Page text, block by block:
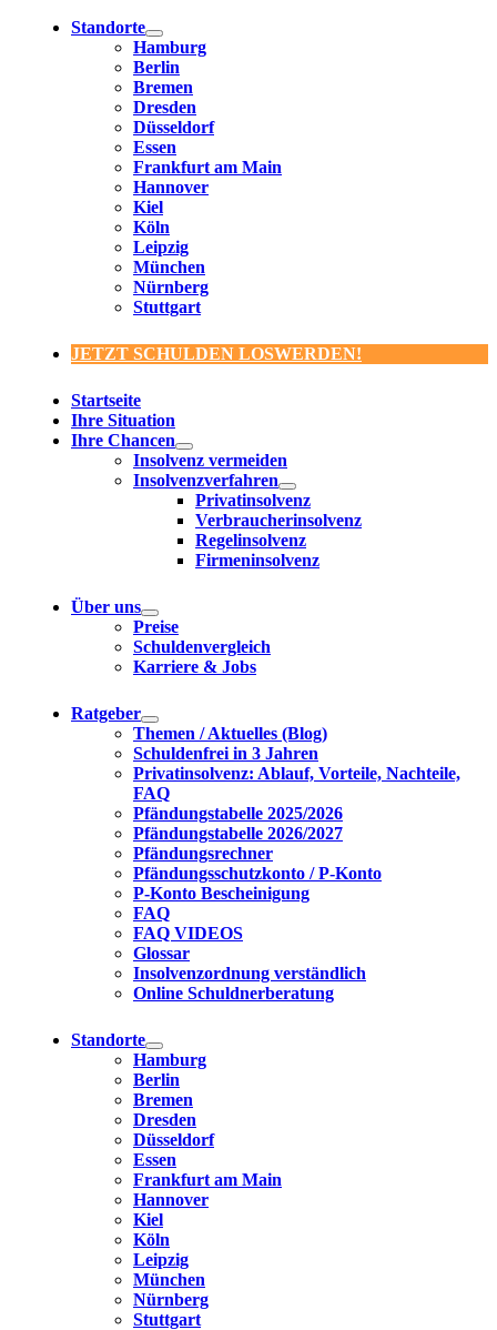
Standorte
Hamburg
Berlin
Bremen
Dresden
Düsseldorf
Essen
Frankfurt am Main
Hannover
Kiel
Köln
Leipzig
München
Nürnberg
Stuttgart
JETZT SCHULDEN LOSWERDEN!
Startseite
Ihre Situation
Ihre Chancen
Insolvenz vermeiden
Insolvenzverfahren
Privatinsolvenz
Verbraucherinsolvenz
Regelinsolvenz
Firmeninsolvenz
Über uns
Preise
Schuldenvergleich
Karriere & Jobs
Ratgeber
Themen / Aktuelles (Blog)
Schuldenfrei in 3 Jahren
Privatinsolvenz: Ablauf, Vorteile, Nachteile,
FAQ
Pfändungstabelle 2025/2026
Pfändungstabelle 2026/2027
Pfändungsrechner
Pfändungsschutzkonto / P-Konto
P-Konto Bescheinigung
FAQ
FAQ VIDEOS
Glossar
Insolvenzordnung verständlich
Online Schuldnerberatung
Standorte
Hamburg
Berlin
Bremen
Dresden
Düsseldorf
Essen
Frankfurt am Main
Hannover
Kiel
Köln
Leipzig
München
Nürnberg
Stuttgart